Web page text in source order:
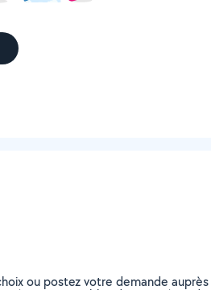
ou postez votre demande